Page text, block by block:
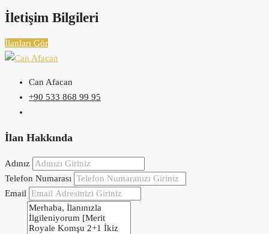
İletişim Bilgileri
İlanları Gör
Can Afacan
+90 533 868 99 95
İlan Hakkında
Adınız
Telefon Numarası
Email